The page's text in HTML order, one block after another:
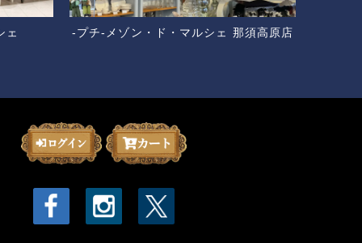
ェ
-プチ-メゾン・ド・マルシェ 那須高原店